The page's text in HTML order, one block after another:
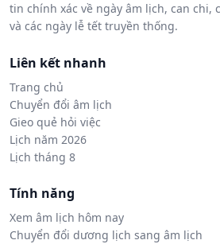
tin chính xác về ngày âm lịch, can chi,
và các ngày lễ tết truyền thống.
Liên kết nhanh
Trang chủ
Chuyển đổi âm lịch
Gieo quẻ hỏi việc
Lịch năm 2026
Lịch tháng 8
Tính năng
Xem âm lịch hôm nay
Chuyển đổi dương lịch sang âm lịch